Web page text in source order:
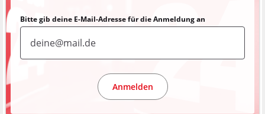
Bitte gib deine E-Mail-Adresse für die Anmeldung an
Anmelden